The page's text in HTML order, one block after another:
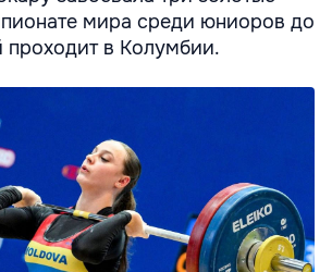
мира среди юниоров до
проходит в Колумбии.